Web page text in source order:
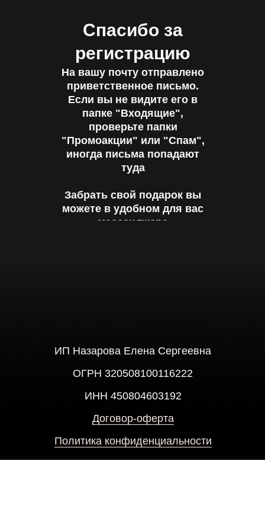
Спасибо за
регистрацию
На вашу почту отправлено
приветственное письмо.
Если вы не видите его в
папке "Входящие",
проверьте папки
"Промоакции" или "Спам",
иногда письма попадают
туда
Забрать свой подарок вы
можете в удобном для вас
мессенджере
ИП Назарова Елена Сергеевна
ОГРН 320508100116222
ИНН 450804603192
Договор-оферта
Политика конфиденциальности